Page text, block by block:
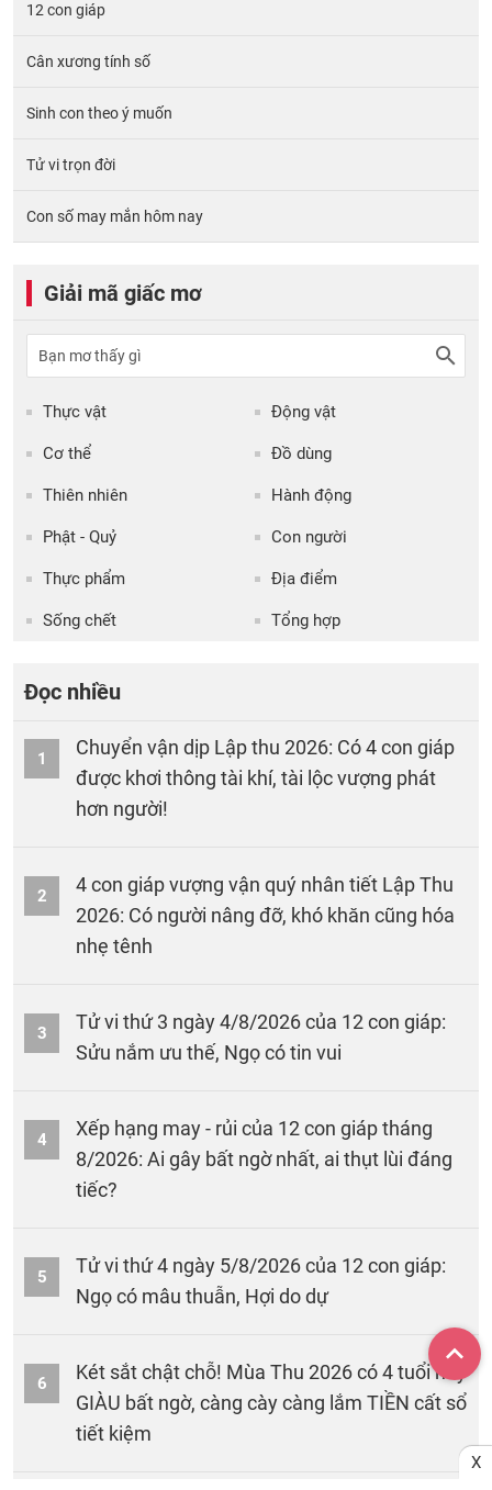
12 con giáp
Cân xương tính số
Sinh con theo ý muốn
Tử vi trọn đời
Con số may mắn hôm nay
Giải mã giấc mơ
Thực vật Động vật
Cơ thể Đồ dùng
Thiên nhiên Hành động
Phật - Quỷ Con người
Thực phẩm Địa điểm
Sống chết Tổng hợp
Đọc nhiều
1
Chuyển vận dịp Lập thu 2026: Có 4 con giáp
được khơi thông tài khí, tài lộc vượng phát
hơn người!
2
4 con giáp vượng vận quý nhân tiết Lập Thu
2026: Có người nâng đỡ, khó khăn cũng hóa
nhẹ tênh
3
Tử vi thứ 3 ngày 4/8/2026 của 12 con giáp:
Sửu nắm ưu thế, Ngọ có tin vui
4
Xếp hạng may - rủi của 12 con giáp tháng
8/2026: Ai gây bất ngờ nhất, ai thụt lùi đáng
tiếc?
5
Tử vi thứ 4 ngày 5/8/2026 của 12 con giáp:
Ngọ có mâu thuẫn, Hợi do dự
6
Két sắt chật chỗ! Mùa Thu 2026 có 4 tuổi này
GIÀU bất ngờ, càng cày càng lắm TIỀN cất sổ
tiết kiệm
X